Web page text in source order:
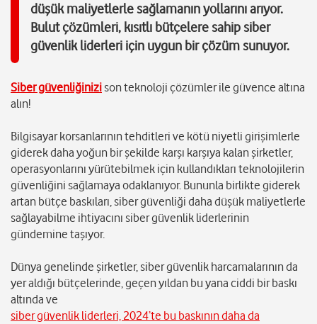
düşük maliyetlerle sağlamanın yollarını arıyor.
Bulut çözümleri, kısıtlı bütçelere sahip siber
güvenlik liderleri için uygun bir çözüm sunuyor.
Siber güvenliğinizi son teknoloji çözümler ile güvence altına
alın!
Bilgisayar korsanlarının tehditleri ve kötü niyetli girişimlerle
giderek daha yoğun bir şekilde karşı karşıya kalan şirketler,
operasyonlarını yürütebilmek için kullandıkları teknolojilerin
güvenliğini sağlamaya odaklanıyor. Bununla birlikte giderek
artan bütçe baskıları, siber güvenliği daha düşük maliyetlerle
sağlayabilme ihtiyacını siber güvenlik liderlerinin
gündemine taşıyor.
Dünya genelinde şirketler, siber güvenlik harcamalarının da
yer aldığı bütçelerinde, geçen yıldan bu yana ciddi bir baskı
altında ve
siber güvenlik liderleri, 2024’te bu baskının daha da